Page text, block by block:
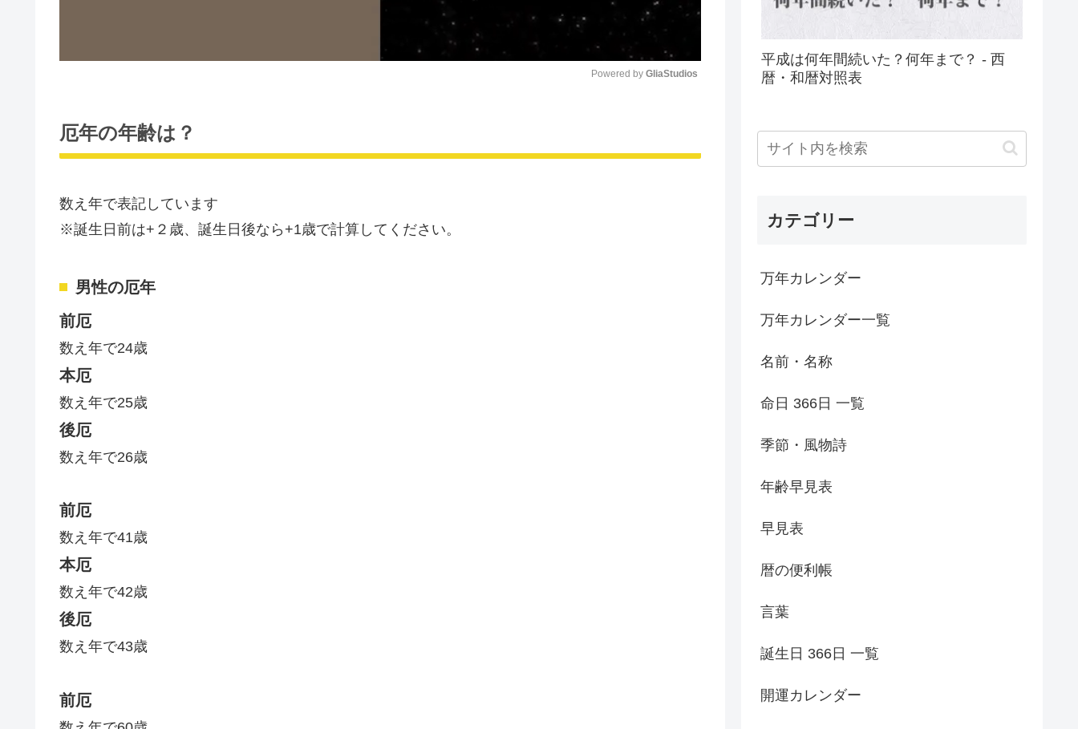
t
Powered by GliaStudios
厄年の年齢は？
数え年で表記しています
※誕生日前は+２歳、誕生日後なら+1歳で計算してください。
男性の厄年
前厄
数え年で24歳
本厄
数え年で25歳
後厄
数え年で26歳
前厄
数え年で41歳
本厄
数え年で42歳
後厄
数え年で43歳
前厄
平成は何年間続いた？何年まで？ - 西
暦・和暦対照表
カテゴリー
万年カレンダー
万年カレンダー一覧
名前・名称
命日 366日 一覧
季節・風物詩
年齢早見表
早見表
暦の便利帳
言葉
誕生日 366日 一覧
開運カレンダー